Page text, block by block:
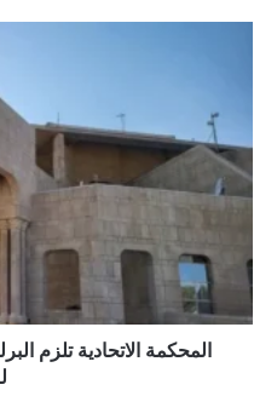
البرلمان
بإدراج
أسماء
مستوفي
شروط
لرئاسة
الجمهورية
المحكمة الاتحادية تلزم